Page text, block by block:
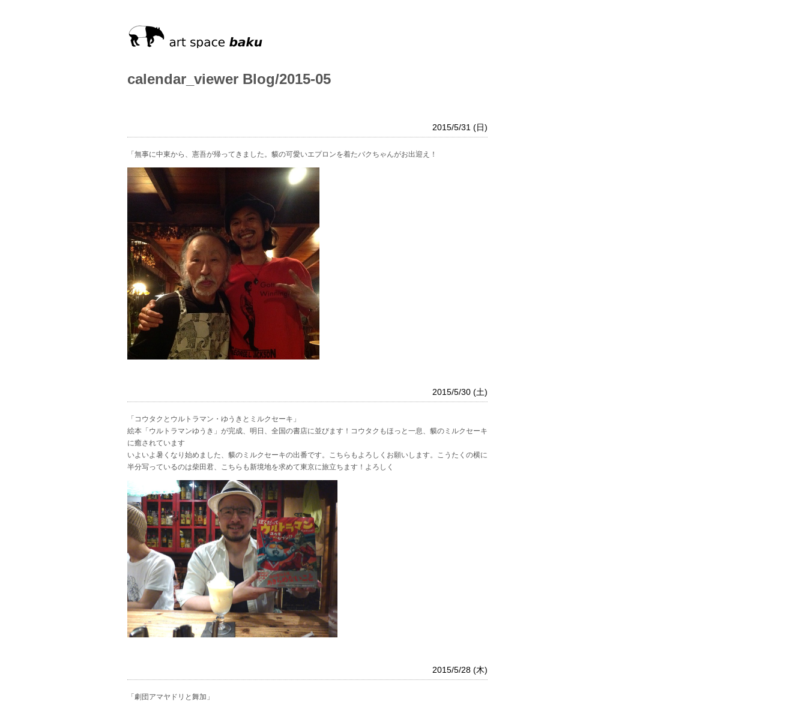
calendar_viewer Blog/2015-05
2015/5/31 (日)
「無事に中東から、憲吾が帰ってきました。貘の可愛いエプロンを着たバクちゃんがお出迎え！
2015/5/30 (土)
「コウタクとウルトラマン・ゆうきとミルクセーキ」
絵本「ウルトラマンゆうき」が完成、明日、全国の書店に並びます！コウタクもほっと一息、貘のミルクセーキ
に癒されています
いよいよ暑くなり始めました、貘のミルクセーキの出番です。こちらもよろしくお願いします。こうたくの横に
半分写っているのは柴田君、こちらも新境地を求めて東京に旅立ちます！よろしく
2015/5/28 (木)
「劇団アマヤドリと舞加」